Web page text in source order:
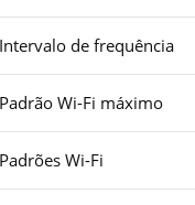
Intervalo de frequência
Padrão Wi-Fi máximo
Padrões Wi-Fi